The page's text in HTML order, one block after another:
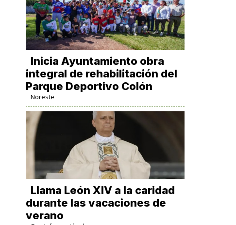
Inicia Ayuntamiento obra
integral de rehabilitación del
Parque Deportivo Colón
Noreste
Llama León XIV a la caridad
durante las vacaciones de
verano